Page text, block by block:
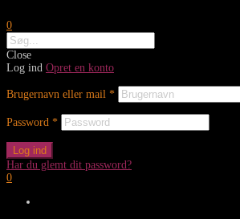
0
Close
Log ind Opret en konto
Brugernavn eller mail *
Password *
Log ind
Har du glemt dit password?
0